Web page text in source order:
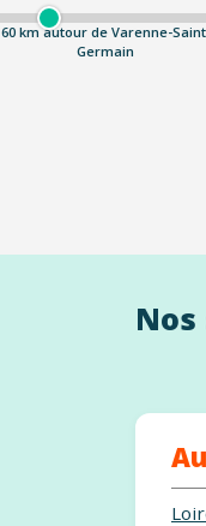
60km autour de Varenne-
Germain